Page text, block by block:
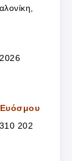
Ευόσμου
202